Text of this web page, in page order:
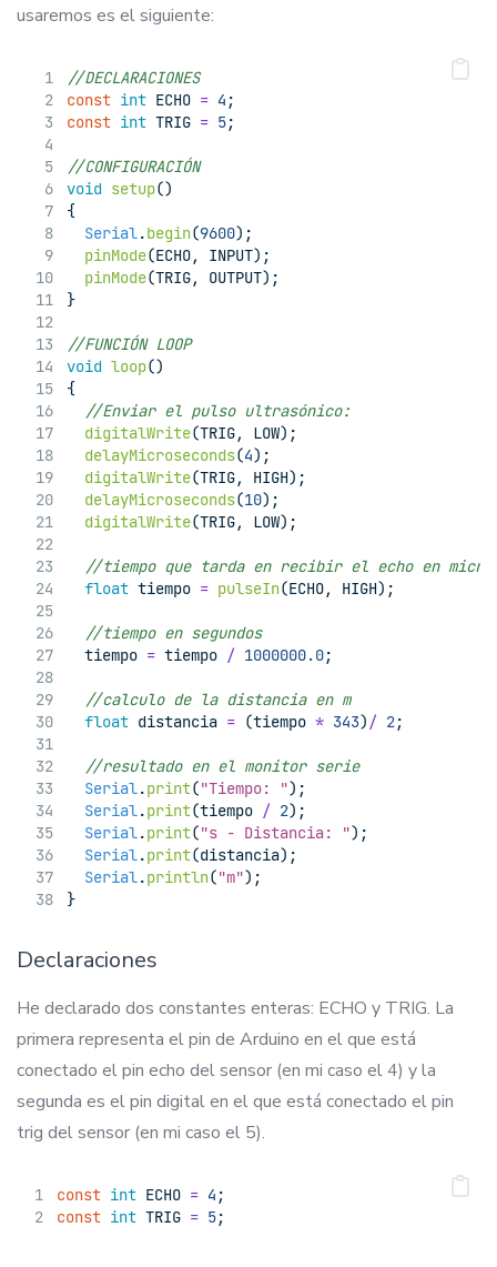
usaremos es el siguiente:
//DECLARACIONES
const int ECHO = 4 ;
const int TRIG = 5;
//CONFIGURACIÓN
void setup()
{
Serial.begin(9600);
pinMode(ECHO, INPUT);
pinMode(TRIG, OUTPUT);
}
//FUNCIÓN LOOP
void loop()
{
  //Enviar el pulso ultrasónico:
digitalWrite(TRIG, LOW);
delayMicroseconds(4);
digitalWrite(TRIG, HIGH);
delayMicroseconds(10);
digitalWrite(TRIG, LOW);
//tiempo que tarda en recibir el echo en
float tiempo = pulseIn(ECHO, HIGH);
  //tiempo en segundos
  tiempo
= tiempo / 1000000.0;
  //calculo de la distancia en m
float distancia = (tiempo * 343) / 2;
  //resultado en el monitor serie
Serial.print("Tiempo: ");
Serial.print(tiempo / 2);
Serial.print("s - Distancia: ");
Serial.print(distancia);
Serial.println("m");
}
Declaraciones
He declarado dos constantes enteras: ECHO y TRIG. La
primera representa el pin de Arduino en el que está
conectado el pin echo del sensor (en mi caso el 4) y la
segunda es el pin digital en el que está conectado el pin
trig del sensor (en mi caso el 5).
const int ECHO = 4 ;
const int TRIG = 5;